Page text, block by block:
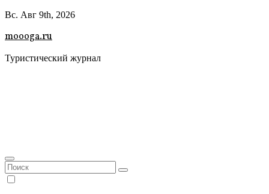
Вс. Авг 9th, 2026
moooga.ru
Туристический журнал